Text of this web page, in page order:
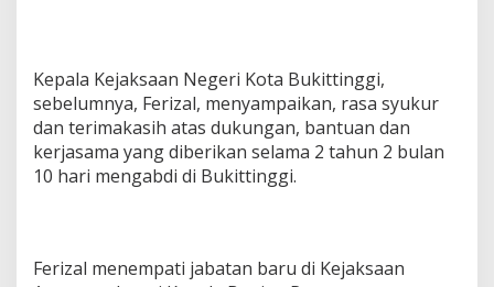
Kepala Kejaksaan Negeri Kota Bukittinggi,
sebelumnya, Ferizal, menyampaikan, rasa syukur
dan terimakasih atas dukungan, bantuan dan
kerjasama yang diberikan selama 2 tahun 2 bulan
10 hari mengabdi di Bukittinggi.
Ferizal menempati jabatan baru di Kejaksaan